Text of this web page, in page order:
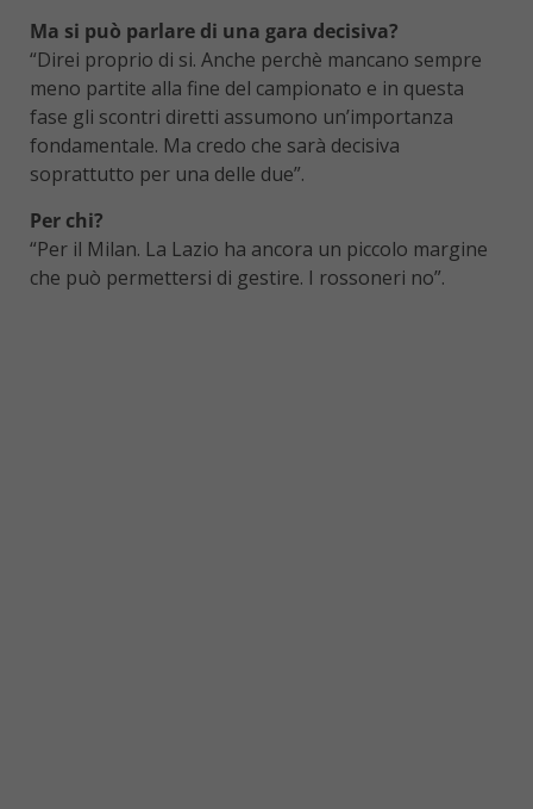
Ma si può parlare di una gara decisiva?
“Direi proprio di si. Anche perchè mancano sempre
meno partite alla fine del campionato e in questa
fase gli scontri diretti assumono un’importanza
fondamentale. Ma credo che sarà decisiva
soprattutto per una delle due”.
Per chi?
“Per il Milan. La Lazio ha ancora un piccolo margine
che può permettersi di gestire. I rossoneri no”.